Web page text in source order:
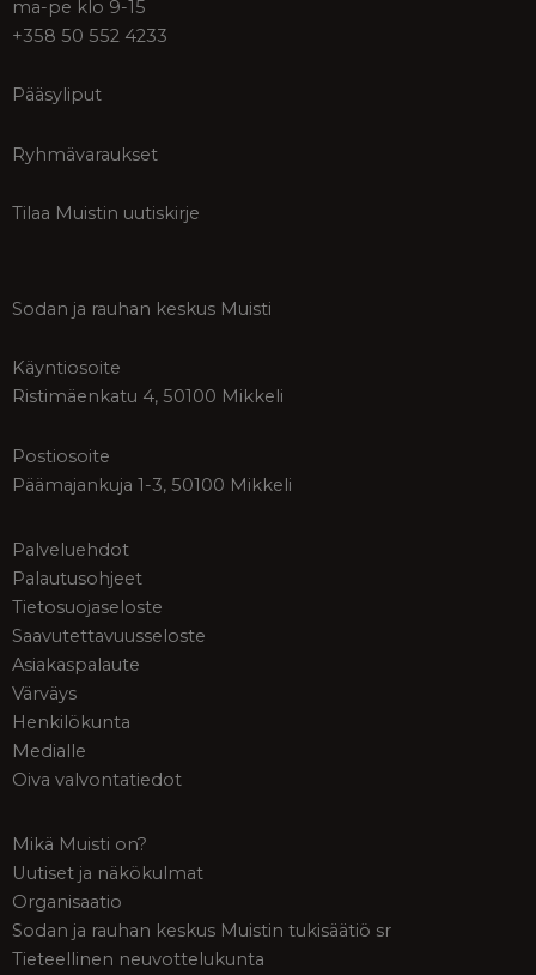
ma-pe klo 9-15
+358 50 552 4233
Pääsyliput
Ryhmävaraukset
Tilaa Muistin uutiskirje
Sodan ja rauhan keskus Muisti
Käyntiosoite
Ristimäenkatu 4, 50100 Mikkeli
Postiosoite
Päämajankuja 1-3, 50100 Mikkeli
Palveluehdot
Palautusohjeet
Tietosuojaseloste
Saavutettavuusseloste
Asiakaspalaute
Värväys
Henkilökunta
Medialle
Oiva valvontatiedot
Mikä Muisti on?
Uutiset ja näkökulmat
Organisaatio
Sodan ja rauhan keskus Muistin tukisäätiö sr
Tieteellinen neuvottelukunta